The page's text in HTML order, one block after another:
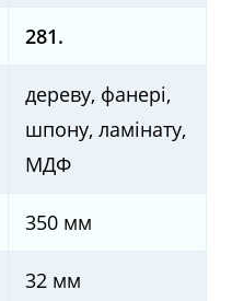
281.
дереву, фанері,
шпону, ламінату,
МДФ
350 мм
32 мм